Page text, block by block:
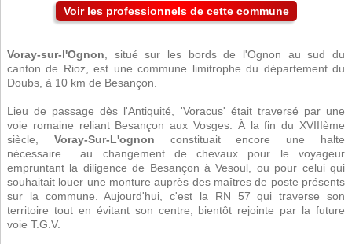
Voir les professionnels de cette commune
Voray-sur-l'Ognon , situé sur les bords de l'Ognon au sud du
canton de Rioz, est une commune limitrophe du département du
Doubs, à 10 km de Besançon.
Lieu de passage dès l'Antiquité, 'Voracus' était traversé par une
voie romaine reliant Besançon aux Vosges. À la fin du XVIIIème
siècle, Voray-Sur-L'ognon constituait encore une halte
nécessaire... au changement de chevaux pour le voyageur
empruntant la diligence de Besançon à Vesoul, ou pour celui qui
souhaitait louer une monture auprès des maîtres de poste présents
sur la commune. Aujourd'hui, c'est la RN 57 qui traverse son
territoire tout en évitant son centre, bientôt rejointe par la future
voie T.G.V.